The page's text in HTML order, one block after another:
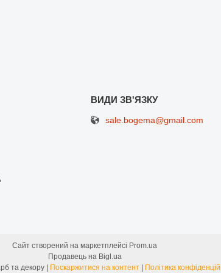
sale.bogema@gmail.com
Сайт створений на маркетплейсі Prom.ua
Продавець на Bigl.ua
Поскаржитися на контент Політика